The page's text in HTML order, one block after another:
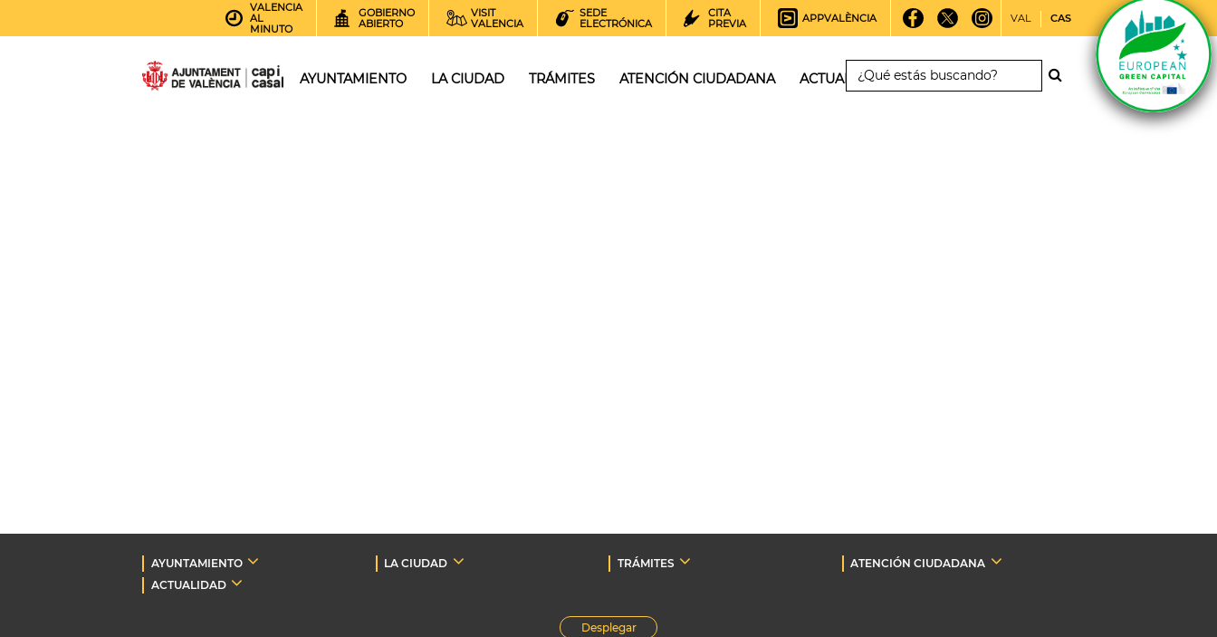
VALENCIA
AL
MINUTO
GOBIERNO
ABIERTO
VISIT
VALENCIA
SEDE
ELECTRÓNICA
CITA
PREVIA
APPVALÈNCIA VAL CAS
AYUNTAMIENTO LA CIUDAD TRÁMITES ATENCIÓN CIUDADANA ACTUALIDAD
AYUNTAMIENTO LA CIUDAD TRÁMITES
ATENCIÓN CIUDADANA
ACTUALIDAD
Desplegar